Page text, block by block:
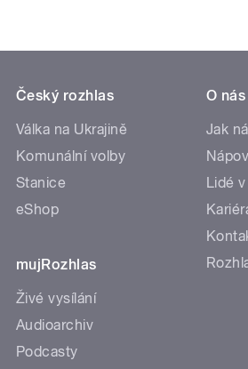
Český rozhlas
Válka na Ukrajině
Komunální volby
Stanice
eShop
mujRozhlas
Živé vysílání
Audioarchiv
Podcasty
O nás
Jak
Lidé